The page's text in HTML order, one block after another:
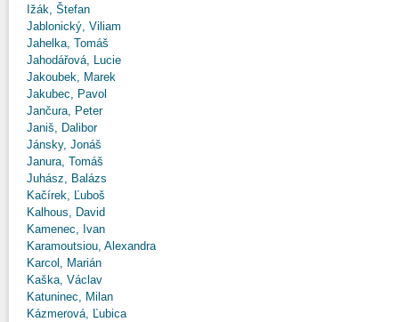
Ižák, Štefan
Jablonický, Viliam
Jahelka, Tomáš
Jahodářová, Lucie
Jakoubek, Marek
Jakubec, Pavol
Jančura, Peter
Janiš, Dalibor
Jánsky, Jonáš
Janura, Tomáš
Juhász, Balázs
Kačírek, Ľuboš
Kalhous, David
Kamenec, Ivan
Karamoutsiou, Alexandra
Karcol, Marián
Kaška, Václav
Katuninec, Milan
Kázmerová, Ľubica